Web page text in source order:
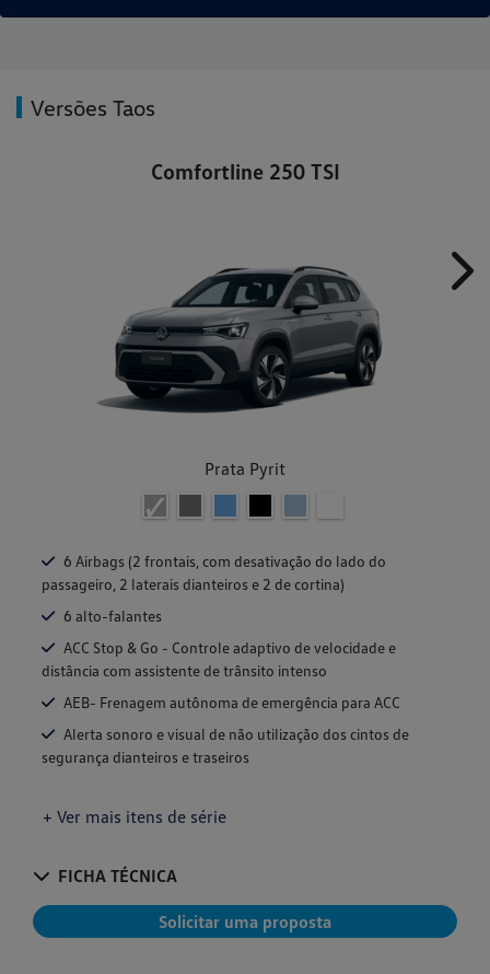
Versões Taos
Comfortline 250 TSI
Prata Pyrit
6 Airbags (2 frontais, com desativação do lado do
passageiro, 2 laterais dianteiros e 2 de cortina)
6 alto-falantes
ACC Stop & Go - Controle adaptivo de velocidade e
distância com assistente de trânsito intenso
AEB- Frenagem autônoma de emergência para ACC
Alerta sonoro e visual de não utilização dos cintos de
segurança dianteiros e traseiros
+ Ver mais itens de série
FICHA TÉCNICA
Solicitar uma proposta